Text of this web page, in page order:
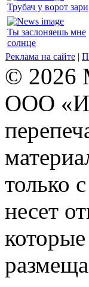
Трубач у ворот зари
Ты заслоняешь мне
солнце
Реклама на сайте |
© 2026
ООО
только
несет